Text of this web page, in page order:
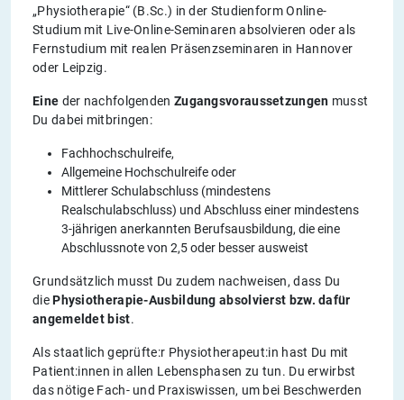
„Physiotherapie“ (B.Sc.) in der Studienform Online-
Studium mit Live-Online-Seminaren absolvieren oder als
Fernstudium mit realen Präsenzseminaren in Hannover
oder Leipzig.
Eine der nachfolgenden Zugangsvoraussetzungen musst
Du dabei mitbringen:
Fachhochschulreife,
Allgemeine Hochschulreife oder
Mittlerer Schulabschluss (mindestens
Realschulabschluss) und Abschluss einer mindestens
3-jährigen anerkannten Berufsausbildung, die eine
Abschlussnote von 2,5 oder besser ausweist
Grundsätzlich musst Du zudem nachweisen, dass Du
diePhysiotherapie-Ausbildung absolvierst bzw. dafür
angemeldet bist.
Als staatlich geprüfte:r Physiotherapeut:in hast Du mit
Patient:innen in allen Lebensphasen zu tun. Du erwirbst
das nötige Fach- und Praxiswissen, um bei Beschwerden